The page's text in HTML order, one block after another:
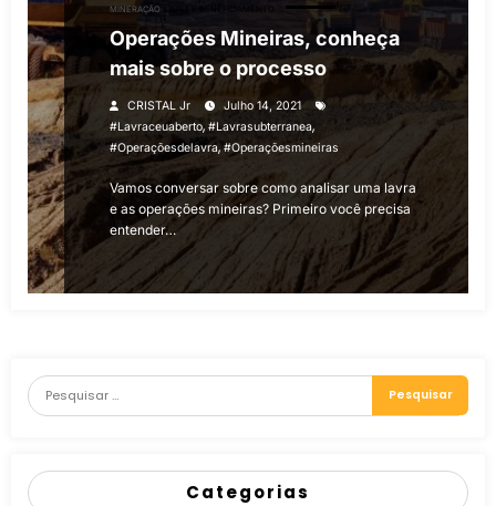
MINERAÇÃO
Operações Mineiras, conheça
mais sobre o processo
CRISTAL Jr
Julho 14, 2021
#lavraceuaberto, #lavrasubterranea,
#operaçõesdelavra,#operaçõesmineiras
Vamos conversar sobre como analisar uma lavra
e as operações mineiras? Primeiro você precisa
entender…
Categorias